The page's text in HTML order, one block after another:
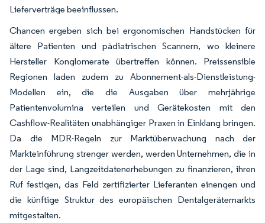
Lieferverträge beeinflussen.
Chancen ergeben sich bei ergonomischen Handstücken für
ältere Patienten und pädiatrischen Scannern, wo kleinere
Hersteller Konglomerate übertreffen können. Preissensible
Regionen laden zudem zu Abonnement-als-Dienstleistung-
Modellen ein, die die Ausgaben über mehrjährige
Patientenvolumina verteilen und Gerätekosten mit den
Cashflow-Realitäten unabhängiger Praxen in Einklang bringen.
Da die MDR-Regeln zur Marktüberwachung nach der
Markteinführung strenger werden, werden Unternehmen, die in
der Lage sind, Langzeitdatenerhebungen zu finanzieren, ihren
Ruf festigen, das Feld zertifizierter Lieferanten einengen und
die künftige Struktur des europäischen Dentalgerätemarkts
mitgestalten.